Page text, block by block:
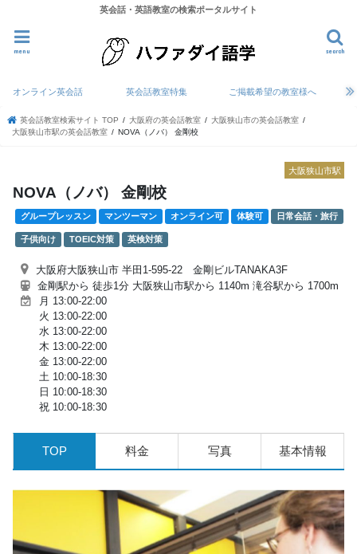
英会話・英語教室の検索ポータルサイト
search
menu
オンライン英会話 英会話教室特集 ご掲載希望の教室様へ
英会話教室検索サイト TOP 大阪府の英会話教室
大阪狭山市の英会話教室
大阪狭山市駅の英会話教室
NOVA（ノバ） 金剛校
大阪狭山市駅
NOVA（ノバ） 金剛校
グループレッスン マンツーマン オンライン可 体験可 日常会話・旅行
子供向け TOEIC対策 英検対策
大阪府大阪狭山市 半田1-595-22 金剛ビルTANAKA3F
金剛駅から 徒歩1分 大阪狭山市駅から 1140m 滝谷駅から 1700m
月 13:00-22:00
火 13:00-22:00
水 13:00-22:00
木 13:00-22:00
金 13:00-22:00
土 10:00-18:30
日 10:00-18:30
祝 10:00-18:30
TOP 料金 写真 基本情報